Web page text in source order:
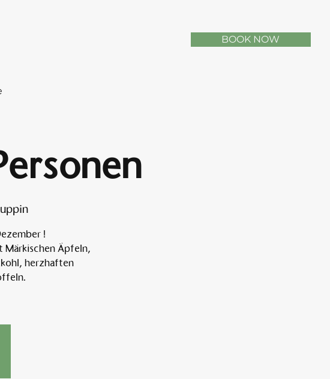
Alten
BOOK NOW
!
Märkischen Äpfeln,
herzhaften